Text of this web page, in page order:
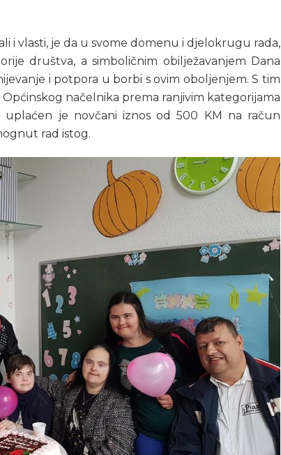
i vlasti, je da u svome domenu i djelokrugu rada,
društva, a simboličnim obilježavanjem Dana
i potpora u borbi s ovim oboljenjem. S tim
načelnika prema ranjivim kategorijama
je novčani iznos od 500 KM na račun
rad istog.